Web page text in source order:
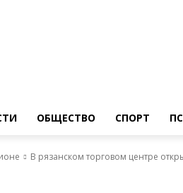
ОБЩЕСТВО СПОРТ
В рязанском торговом центре